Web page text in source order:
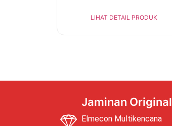
LIHAT DETAIL PRODUK
Jaminan Original
Elmecon Multikencana